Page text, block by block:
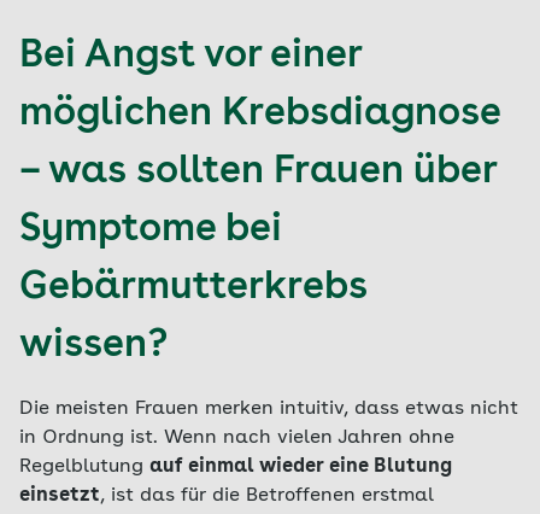
Bei Angst vor einer
möglichen Krebsdiagnose
– was sollten Frauen über
Symptome bei
Gebärmutterkrebs
wissen?
Die meisten Frauen merken intuitiv, dass etwas nicht
in Ordnung ist. Wenn nach vielen Jahren ohne
Regelblutung auf einmal wieder eine Blutung
einsetzt, ist das für die Betroffenen erstmal